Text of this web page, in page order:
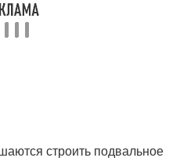
строить подвальное